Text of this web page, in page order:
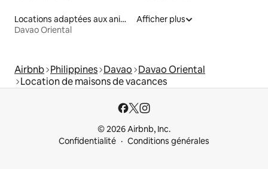
Locations adaptées aux animaux
Davao Oriental
Afficher plus
Airbnb Philippines Davao Davao Oriental
Location de maisons de vacances
© 2026 Airbnb, Inc.
Confidentialité
Conditions générales